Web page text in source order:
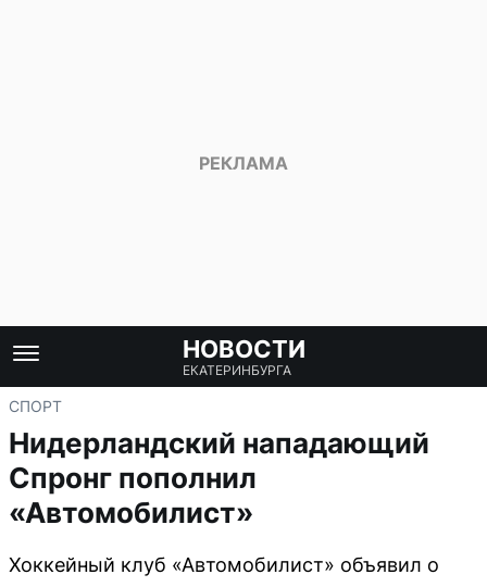
НОВОСТИ
ЕКАТЕРИНБУРГА
СПОРТ
Нидерландский нападающий
Спронг пополнил
«Автомобилист»
Хоккейный клуб «Автомобилист» объявил о